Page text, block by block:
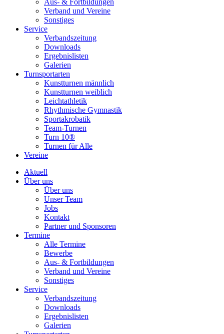
Verband und Vereine
Sonstiges
Service
Verbandszeitung
Downloads
Ergebnislisten
Galerien
Turnsportarten
Kunstturnen männlich
Kunstturnen weiblich
Leichtathletik
Rhythmische Gymnastik
Sportakrobatik
Team-Turnen
Turn 10®
Turnen für Alle
Vereine
Aktuell
Über uns
Über uns
Unser Team
Jobs
Kontakt
Partner und Sponsoren
Termine
Alle Termine
Bewerbe
Aus- & Fortbildungen
Verband und Vereine
Sonstiges
Service
Verbandszeitung
Downloads
Ergebnislisten
Galerien